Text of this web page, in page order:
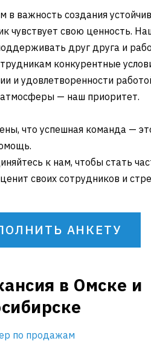
в важность создания
чувствует свою ценность.
друг друга и
конкурентные
и удовлетворенности
— наш приоритет.
что успешная команда —
к нам, чтобы стать
своих сотрудников и
АНКЕТУ
в Омске и
по продажам